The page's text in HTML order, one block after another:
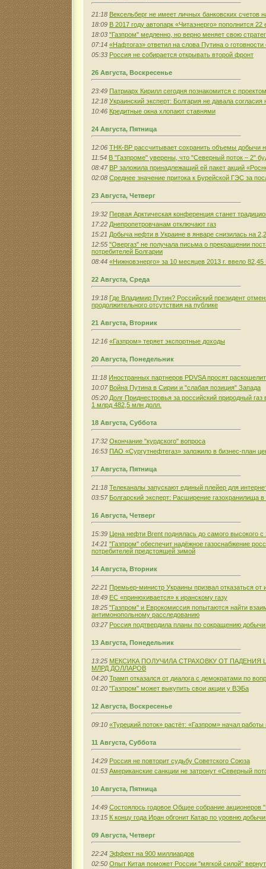
21:18 Вексельберг не имеет личных банковских счетов
18:09 В 2017 году автопарк «Читаэнерго» пополнится
18:03 "Газпром" медленно, но верно меняет свою
07:14 «Нафтогаз» ответил на слова Путина о готовности
05:33 Россия не собирается открывать второй фронт
26 Августа, Воскресенье
23:49 Патриарх Кирилл сегодня познакомится с
12:18 Украинский эксперт: Болгария не давала согласия
10:46 Кредитные окна хлопают ставнями
24 Августа, Пятница
12:06 ТНК-ВР рассчитывает сохранить объемы добычи
11:54 В "Газпроме" уверены, что "Северный поток – 2"
08:47 BP заложила принадлежащий ей пакет акций
02:08 Среднее значение притока к Бурейской ГЭС за
23 Августа, Четверг
19:32 Первая Арктическая конференция станет
17:22 Днепропетровчанам отключают газ
15:21 Добыча нефти в Украине в январе снизилась на
12:55 "Овергаз" не получала письма о прекращении
потребителей Болгарии
08:44 «Нижновэнерго» за 10 месяцев 2013 г. ввело
22 Августа, Среда
19:18 Где Владимир Путин? Российский президент
продолжительного отсутствия на публике
21 Августа, Вторник
12:16 «Газпром» теряет экспортные доходы
20 Августа, Понедельник
11:18 Иностранных партнеров PDVSA просят
10:07 Война Путина в Сирии и "слабая позиция" Запада
05:20 Долг Приднестровья за российский природный
1 млрд 482,5 млн долл.
18 Августа, Суббота
17:32 Окончание "курдского" вопроса
16:53 ПАО «Сургутнефтегаз» заложило в бизнес-план
17 Августа, Пятница
21:18 Телеканалы запускают единый плейер для
03:57 Болгарский эксперт: Расширение газохранилища
16 Августа, Четверг
15:39 Цена нефти Brent поднялась до самого высокого с
14:21 "Газпром" обеспечит надёжное газоснабжение
потребителей предстоящей зимой
14 Августа, Вторник
22:21 Премьер-министр Украины призвал отказаться от
18:49 ЕС «принюхивается» к иранскому газу
18:25 "Газпром" и Еврокомиссия попытаются найти
антимонопольному расследованию
03:27 Россия подтвердила планы по сокращению
13 Августа, Понедельник
13:25 МЕКСИКА ПОЛУЧИЛА СТРАХОВКУ ОТ ПАДЕНИЯ
МЛРД ДОЛЛАРОВ
04:20 Трамп отказался от диалога с демократами по
01:20 "Газпром" может выкупить свои акции у ВЭБа
12 Августа, Воскресенье
09:10 «Турецкий поток» растёт: «Газпром» начал
11 Августа, Суббота
14:29 Россия не повторит судьбу Советского Союза
01:53 Американские санкции не затронут «Северный
10 Августа, Пятница
14:49 Состоялось годовое Общее собрание акционеров
13:15 К концу года Иран обгонит Катар по уровню
09 Августа, Четверг
22:24 Эффект на 900 миллиардов
02:50 Опыт Китая поможет России "мягкой силой"